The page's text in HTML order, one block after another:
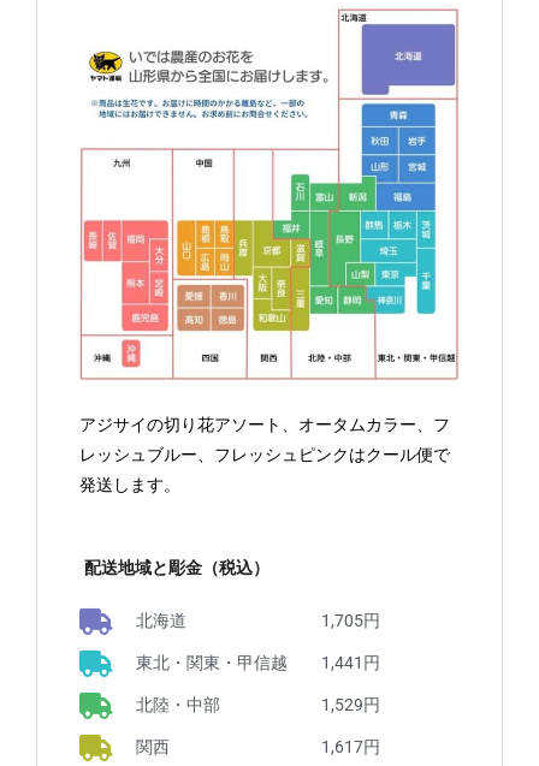
アジサイの切り花アソート、オータムカラー、フ
レッシュブルー、フレッシュピンクはクール便で
発送します。
配送地域と彫金（税込）
北海道 1,705円
東北・関東・甲信越 1,441円
北陸・中部 1,529円
関西 1,617円